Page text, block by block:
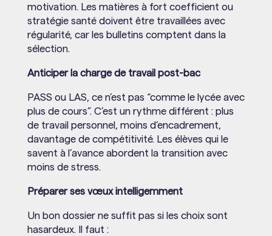
motivation. Les matières à fort coefficient ou
stratégie santé doivent être travaillées avec
régularité, car les bulletins comptent dans la
sélection.
Anticiper la charge de travail post-bac
PASS ou LAS, ce n’est pas “comme le lycée avec
plus de cours”. C’est un rythme différent : plus
de travail personnel, moins d’encadrement,
davantage de compétitivité. Les élèves qui le
savent à l’avance abordent la transition avec
moins de stress.
Préparer ses vœux intelligemment
Un bon dossier ne suffit pas si les choix sont
hasardeux. Il faut :